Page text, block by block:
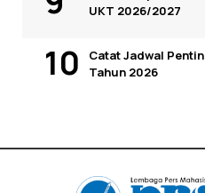
UKT 2026/2027
Catat Jadwal
Tahun 2026